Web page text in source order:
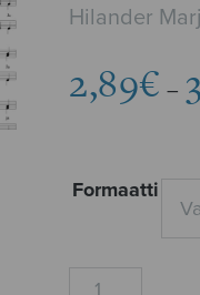
Hilander
2,89€ –
Formaatti
Jouluyö